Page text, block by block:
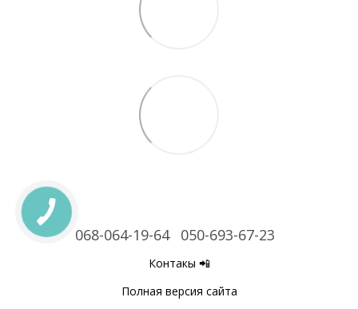
068-064-19-64 050-693-67-23
Контакы 📲
Полная версия сайта